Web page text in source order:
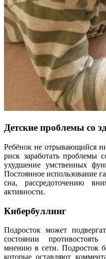
Детские проблемы со
Ребёнок не отрывающийся
риск заработать проблемы
ухудшение умственных
Постоянное использование
сна, рассредоточению
активности.
Кибербуллинг
Подросток может
состоянии
мнению в сети. Подросток
которые оставляют